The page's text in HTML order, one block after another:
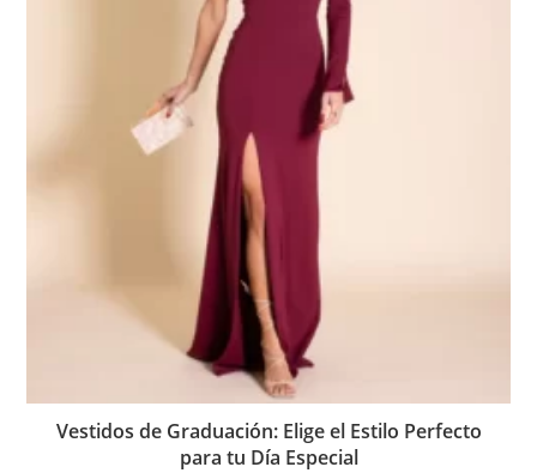
Vestidos de Graduación: Elige el Estilo Perfecto
para tu Día Especial